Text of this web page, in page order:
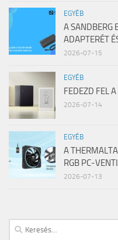
EGYÉB
A SANDBERG
ADAPTERÉT
2026-07-15
EGYÉB
FEDEZD FEL
2026-07-14
EGYÉB
A
RGB PC-
2026-07-13
Keresés: